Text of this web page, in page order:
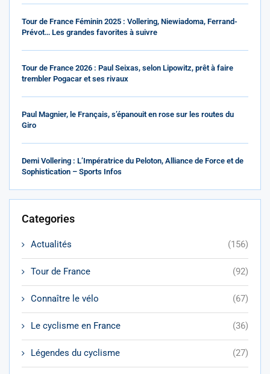
Tour de France Féminin 2025 : Vollering, Niewiadoma, Ferrand-
Prévot… Les grandes favorites à suivre
Tour de France 2026 : Paul Seixas, selon Lipowitz, prêt à faire
trembler Pogacar et ses rivaux
Paul Magnier, le Français, s’épanouit en rose sur les routes du
Giro
Demi Vollering : L’Impératrice du Peloton, Alliance de Force et de
Sophistication – Sports Infos
Categories
Actualités (156)
Tour de France (92)
Connaître le vélo (67)
Le cyclisme en France (36)
Légendes du cyclisme (27)